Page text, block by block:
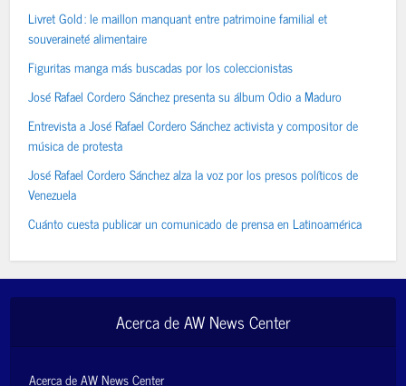
Livret Gold : le maillon manquant entre patrimoine familial et
souveraineté alimentaire
Figuritas manga más buscadas por los coleccionistas
José Rafael Cordero Sánchez presenta su álbum Odio a Maduro
Entrevista a José Rafael Cordero Sánchez activista y compositor de
música de protesta
José Rafael Cordero Sánchez alza la voz por los presos políticos de
Venezuela
Cuánto cuesta publicar un comunicado de prensa en Latinoamérica
Acerca de AW News Center
Acerca de AW News Center